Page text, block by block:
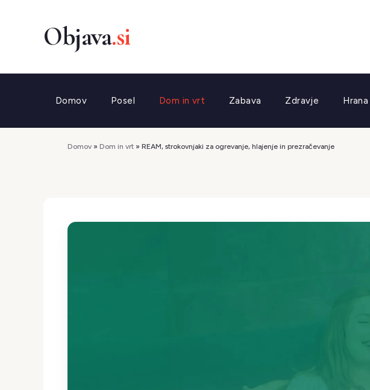
Domov Posel Dom in vrt Zabava Zdravje Hrana
Domov » Dom in vrt » REAM, strokovnjaki za ogrevanje, hlajenje in prezračevanje